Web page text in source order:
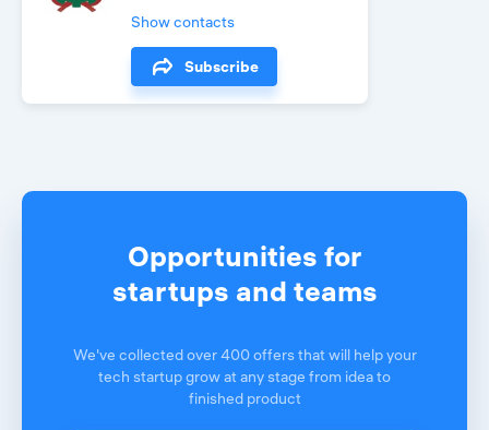
Show contacts
Subscribe
Opportunities for
startups and teams
We've collected over 400 offers that will help your
tech startup grow at any stage from idea to
finished product